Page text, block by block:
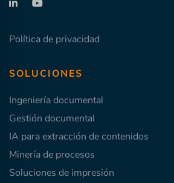
Política de privacidad
SOLUCIONES
Ingeniería documental
Gestión documental
IA para extracción de contenidos
Minería de procesos
Soluciones de impresión